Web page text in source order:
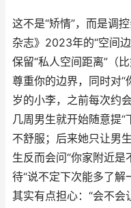
这不是“矫情”，而是调
杂志》2023年的“空间
保留“私人空间距离”（
尊重你的边界，同时对
岁的小李，之前每次约
几周男生就开始随意提“
不舒服；后来她只让男
生反而会问“你家附近是
待“说不定下次能多了解
其实有点担心：“会不会